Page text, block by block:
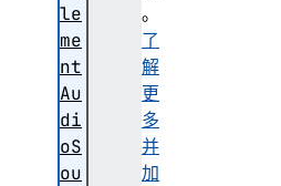
。
了
解
更
多
并
加
le
me
nt
Au
di
oS
ou